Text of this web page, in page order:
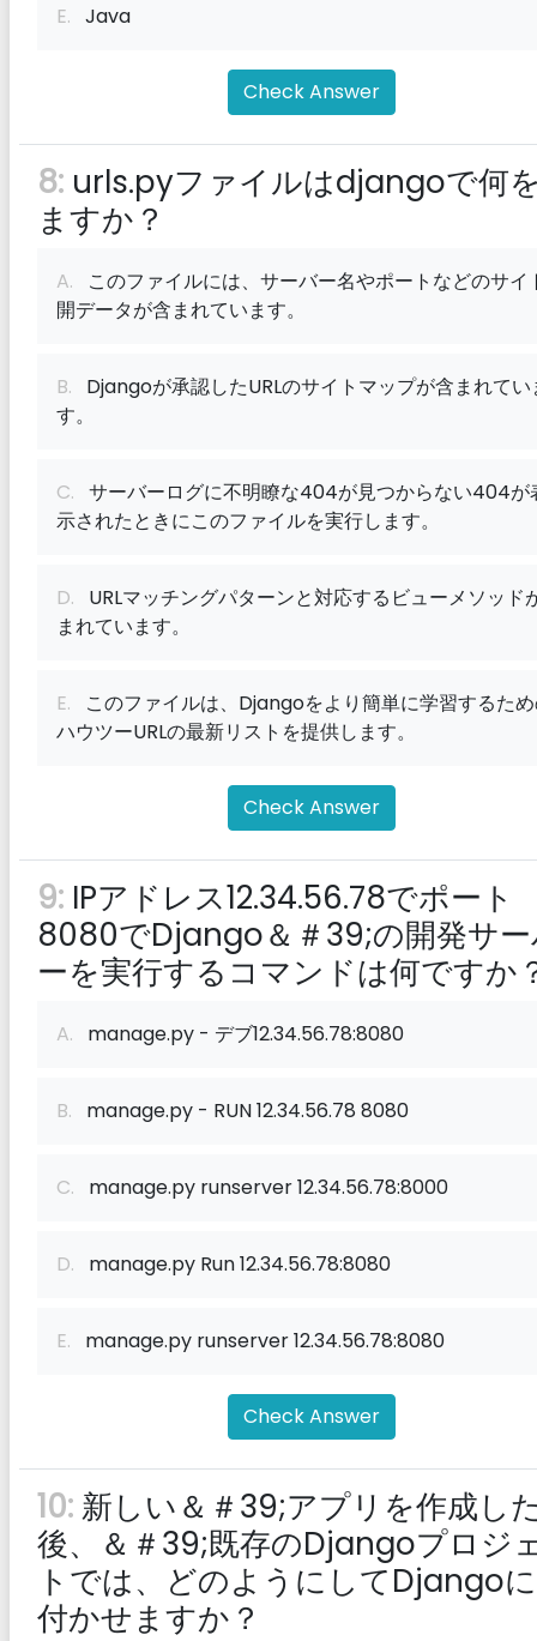
E. Java
Check Answer
8: urls.pyファイルはdjangoで何
ますか？
A. このファイルには、サーバー名やポートなどのサイ
開データが含まれています。
B. Djangoが承認したURLのサイトマップが含まれてい
す。
C. サーバーログに不明瞭な404が見つからない404が
示されたときにこのファイルを実行します。
D. URLマッチングパターンと対応するビューメソッド
まれています。
E. このファイルは、Djangoをより簡単に学習するた
ハウツーURLの最新リストを提供します。
Check Answer
9: IPアドレス12.34.56.78でポート
8080でDjango＆＃39;の開発サ
ーを実行するコマンドは何ですか
A. manage.py - デブ12.34.56.78:8080
B. manage.py - RUN 12.34.56.78 8080
C. manage.py runserver 12.34.56.78:8000
D. manage.py Run 12.34.56.78:8080
E. manage.py runserver 12.34.56.78:8080
Check Answer
10:新しい＆＃39;アプリを作成し
後、＆＃39;既存のDjangoプロジ
トでは、どのようにしてDjango
付かせますか？